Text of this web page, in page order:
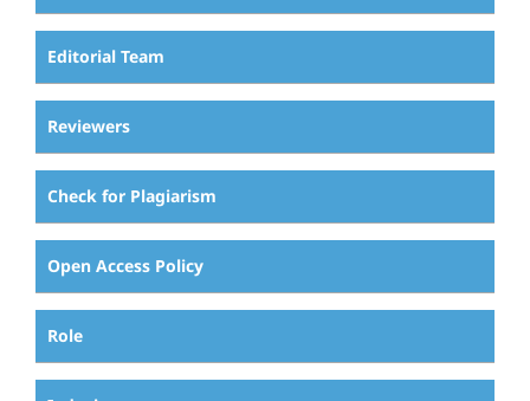
Editorial Team
Reviewers
Check for Plagiarism
Open Access Policy
Role